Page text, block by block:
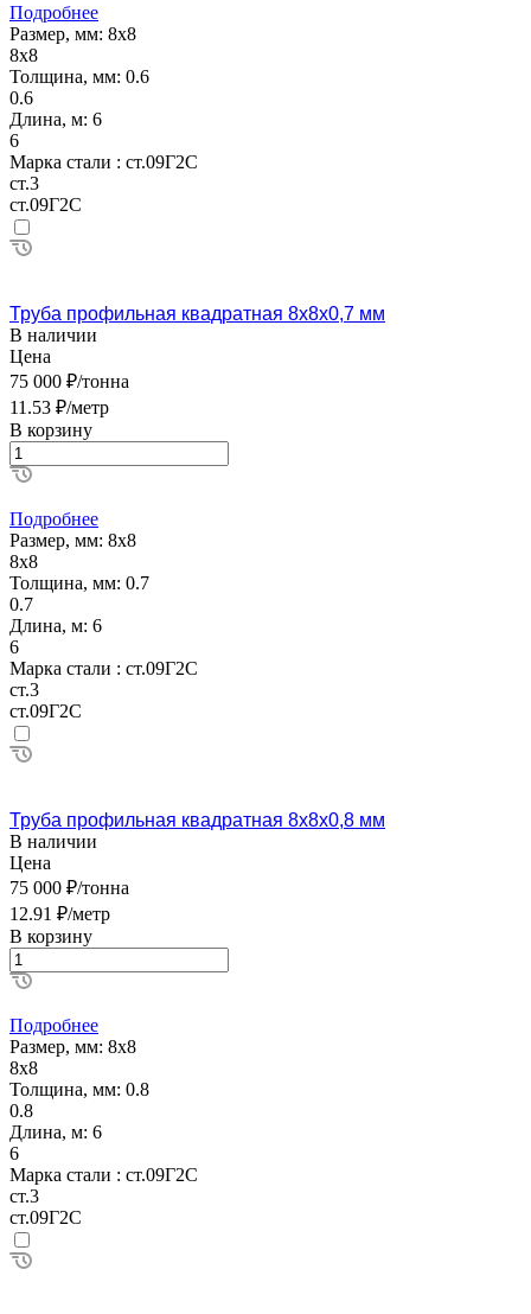
Подробнее
Размер, мм: 8х8
8х8
Толщина, мм: 0.6
0.6
Длина, м: 6
6
Марка стали : ст.09Г2С
ст.3
ст.09Г2С
Труба профильная квадратная 8х8х0,7 мм
В наличии
Цена
75 000 ₽/тонна
11.53 ₽/метр
В корзину
Подробнее
Размер, мм: 8х8
8х8
Толщина, мм: 0.7
0.7
Длина, м: 6
6
Марка стали : ст.09Г2С
ст.3
ст.09Г2С
Труба профильная квадратная 8х8х0,8 мм
В наличии
Цена
75 000 ₽/тонна
12.91 ₽/метр
В корзину
Подробнее
Размер, мм: 8х8
8х8
Толщина, мм: 0.8
0.8
Длина, м: 6
6
Марка стали : ст.09Г2С
ст.3
ст.09Г2С